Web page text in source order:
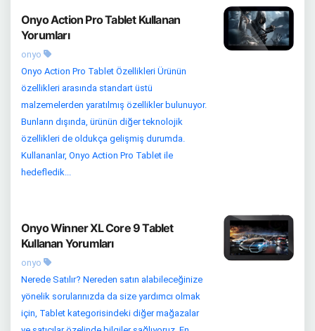
Onyo Action Pro Tablet Kullanan
Yorumları
onyo
Onyo Action Pro Tablet Özellikleri Ürünün
özellikleri arasında standart üstü
malzemelerden yaratılmış özellikler bulunuyor.
Bunların dışında, ürünün diğer teknolojik
özellikleri de oldukça gelişmiş durumda.
Kullananlar, Onyo Action Pro Tablet ile
hedefledik...
Onyo Winner XL Core 9 Tablet
Kullanan Yorumları
onyo
Nerede Satılır? Nereden satın alabileceğinize
yönelik sorularınızda da size yardımcı olmak
için, Tablet kategorisindeki diğer mağazalar